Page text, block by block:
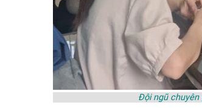
Đội ngũ chuyên